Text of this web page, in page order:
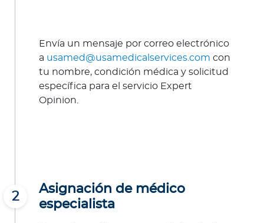
Envía un mensaje por correo electrónico
a usamed@usamedicalservices.com con
tu nombre, condición médica y solicitud
específica para el servicio Expert
Opinion.
2
Asignación de médico
especialista